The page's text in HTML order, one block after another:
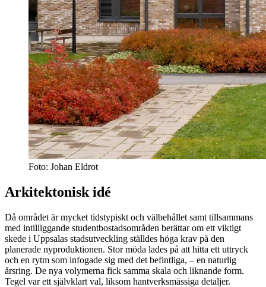
Foto: Johan Eldrot
Arkitektonisk idé
Då området är mycket tidstypiskt och välbehållet samt tillsammans
med intilliggande studentbostadsområden berättar om ett viktigt
skede i Uppsalas stadsutveckling ställdes höga krav på den
planerade nyproduktionen. Stor möda lades på att hitta ett uttryck
och en rytm som infogade sig med det befintliga, – en naturlig
årsring. De nya volymerna fick samma skala och liknande form.
Tegel var ett självklart val, liksom hantverksmässiga detaljer.